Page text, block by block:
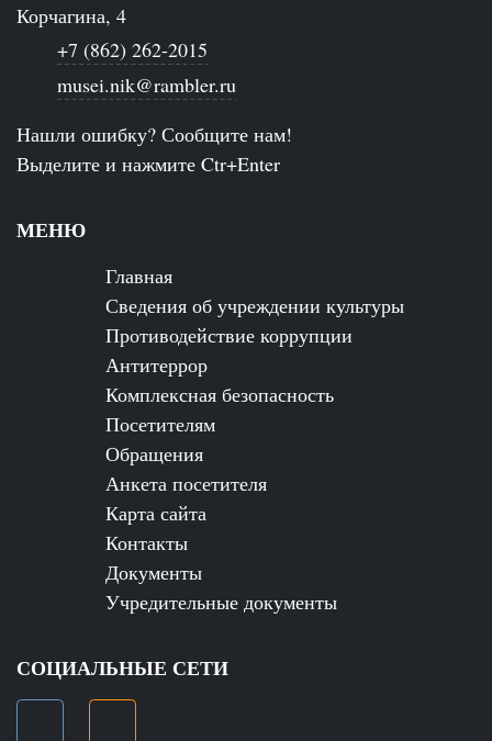
Корчагина, 4
+7 (862) 262-2015
musei.nik@rambler.ru
Нашли ошибку? Сообщите нам!
Выделите и нажмите Ctr+Enter
МЕНЮ
Главная
Сведения об учреждении культуры
Противодействие коррупции
Антитеррор
Комплексная безопасность
Посетителям
Обращения
Анкета посетителя
Карта сайта
Контакты
Документы
Учредительные документы
СОЦИАЛЬНЫЕ СЕТИ